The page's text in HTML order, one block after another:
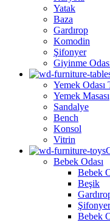
Yatak
Baza
Gardırop
Komodin
Şifonyer
Giyinme
Yemek Odası
Yemek Masası
Sandalye
Bench
Konsol
Vitrin
Bebek Odası
Bebek
Beşik
Şifonyer
Bebek